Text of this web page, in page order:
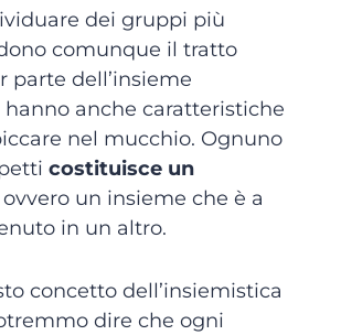
dei gruppi più
comunque il tratto
parte dell’insieme
anche caratteristiche
nel mucchio. Ognuno
costituisce un
ovvero un insieme che è a
in un altro.
concetto dell’insiemistica
dire che ogni